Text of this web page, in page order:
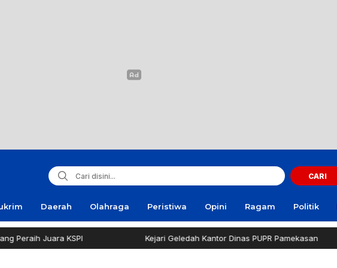
CARI
Daerah Olahraga Peristiwa Opini Ragam Politik
Juara KSPI Kejari Geledah Kantor Dinas PUPR Pamekasan